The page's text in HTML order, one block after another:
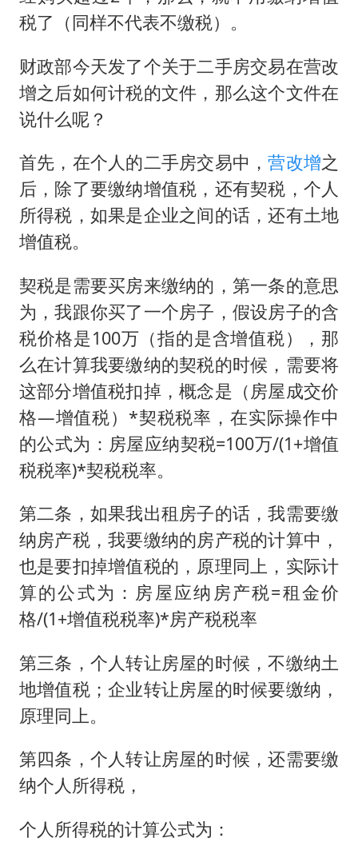
税了（同样不代表不缴税）。
财政部今天发了个关于二手房交易在营改
增之后如何计税的文件，那么这个文件在
说什么呢？
首先，在个人的二手房交易中，营改增之
后，除了要缴纳增值税，还有契税，个人
所得税，如果是企业之间的话，还有土地
增值税。
契税是需要买房来缴纳的，第一条的意思
为，我跟你买了一个房子，假设房子的含
税价格是100万（指的是含增值税），那
么在计算我要缴纳的契税的时候，需要将
这部分增值税扣掉，概念是（房屋成交价
格—增值税）*契税税率，在实际操作中
的公式为：房屋应纳契税=100万/(1+增值
税税率)*契税税率。
第二条，如果我出租房子的话，我需要缴
纳房产税，我要缴纳的房产税的计算中，
也是要扣掉增值税的，原理同上，实际计
算的公式为：房屋应纳房产税=租金价
格/(1+增值税税率)*房产税税率
第三条，个人转让房屋的时候，不缴纳土
地增值税；企业转让房屋的时候要缴纳，
原理同上。
第四条，个人转让房屋的时候，还需要缴
纳个人所得税，
个人所得税的计算公式为：